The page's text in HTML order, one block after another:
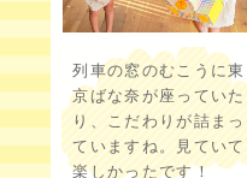
列車の窓のむこうに東
京ばな奈が座っていた
り、こだわりが詰まっ
ていますね。見ていて
楽しかったです！